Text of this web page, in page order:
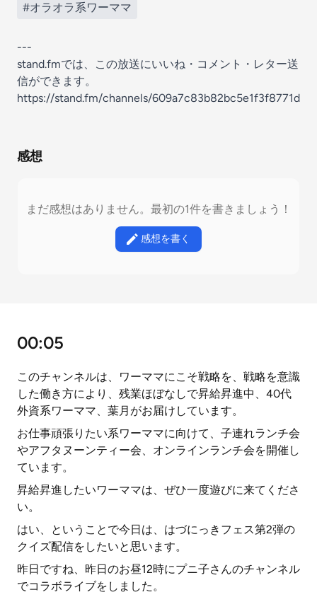
#オラオラ系ワーママ
---
stand.fmでは、この放送にいいね・コメント・レター送
信ができます。
https://stand.fm/channels/609a7c83b82bc5e1f3f8771d
感想
まだ感想はありません。最初の1件を書きましょう！
感想を書く
00:05
このチャンネルは、ワーママにこそ戦略を、戦略を意識
した働き方により、残業ほぼなしで昇給昇進中、40代
外資系ワーママ、葉月がお届けしています。
お仕事頑張りたい系ワーママに向けて、子連れランチ会
やアフタヌーンティー会、オンラインランチ会を開催し
ています。
昇給昇進したいワーママは、ぜひ一度遊びに来てくださ
い。
はい、ということで今日は、はづにっきフェス第2弾の
クイズ配信をしたいと思います。
昨日ですね、昨日のお昼12時にプニ子さんのチャンネル
でコラボライブをしました。